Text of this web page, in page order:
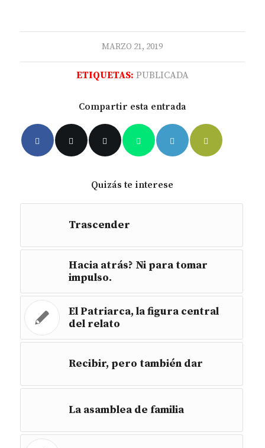
MARZO 21, 2019
ETIQUETAS: PUBLICADA
Compartir esta entrada
Quizás te interese
Trascender
Hacia atrás? Ni para tomar
impulso.
El Patriarca, la figura central
del relato
Recibir, pero también dar
La asamblea de familia